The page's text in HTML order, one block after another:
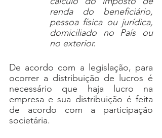
renda do beneficiário,
pessoa física ou jurídica,
domiciliado no País ou
no exterior.
De acordo com a legislação, para
ocorrer a distribuição de lucros é
necessário que haja lucro na
empresa e sua distribuição é feita
de acordo com a participação
societária.